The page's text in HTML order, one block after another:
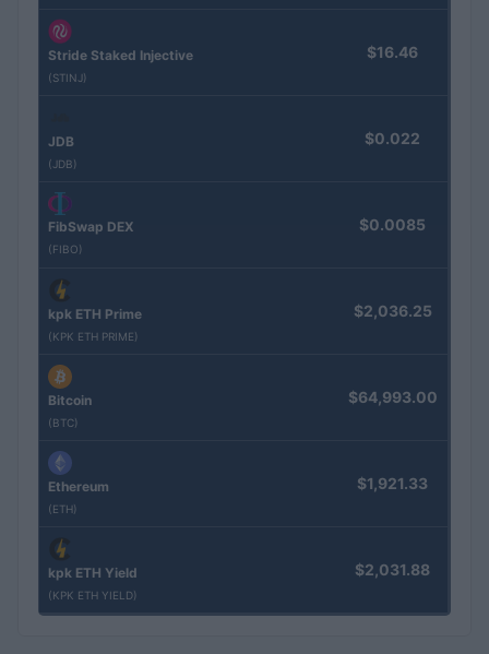
Stride Staked Injective
(STINJ)
$16.46
JDB
(JDB)
$0.022
FibSwap DEX
(FIBO)
$0.0085
kpk ETH Prime
(KPK ETH PRIME)
$2,036.25
Bitcoin
(BTC)
$64,993.00
Ethereum
(ETH)
$1,921.33
kpk ETH Yield
(KPK ETH YIELD)
$2,031.88